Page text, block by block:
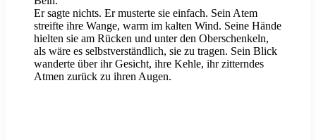
Er sagte nichts. Er musterte sie einfach. Sein Atem
streifte ihre Wange, warm im kalten Wind. Seine Hände
hielten sie am Rücken und unter den Oberschenkeln,
als wäre es selbstverständlich, sie zu tragen. Sein Blick
wanderte über ihr Gesicht, ihre Kehle, ihr zitterndes
Atmen zurück zu ihren Augen.